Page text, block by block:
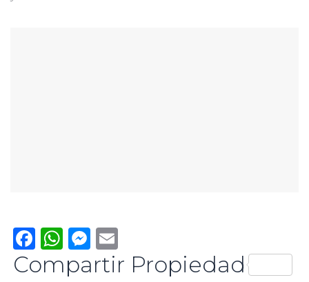
Facebook
WhatsApp
Messenger
Compartir Propiedad